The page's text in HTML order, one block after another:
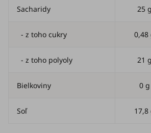
Sacharidy 25 g
- z toho cukry 0,48
- z toho polyoly 21 g
Bielkoviny 0 g
Soľ 17,8